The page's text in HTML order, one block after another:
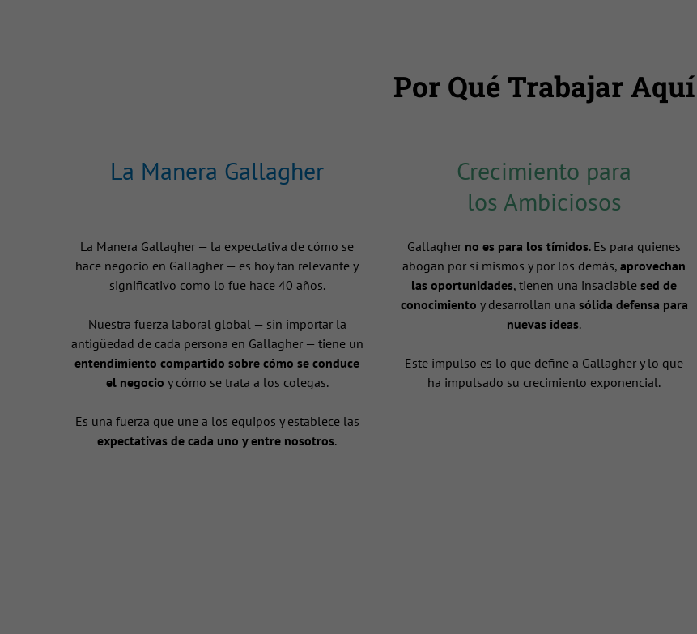
Por Qué Trabajar Aquí
La Manera Gallagher
La Manera Gallagher — la expectativa de cómo se
hace negocio en Gallagher — es hoy tan relevante y
significativo como lo fue hace 40 años.
Nuestra fuerza laboral global — sin importar la
antigüedad de cada persona en Gallagher — tiene un
entendimiento compartido sobre cómo se conduce
el negocio y cómo se trata a los colegas.
Es una fuerza que une a los equipos y establece las
expectativas de cada uno y entre nosotros.
Crecimiento para
los Ambiciosos
Gallagher no es para los tímidos. Es para quienes
abogan por sí mismos y por los demás, aprovechan
las oportunidades, tienen una insaciable sed de
conocimiento y desarrollan una sólida defensa para
nuevas ideas.
Este impulso es lo que define a Gallagher y lo que
ha impulsado su crecimiento exponencial.